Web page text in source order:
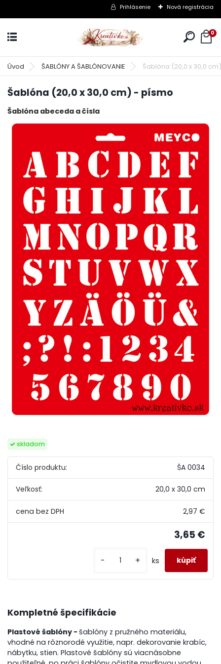
Prihlásenie Nová registrácia
0
Úvod ŠABLÓNY A ŠABLÓNOVANIE Šablóna (20,0 x 30,0
Šablóna (20,0 x 30,0 cm) - písmo
Šablóna abeceda a čísla
skladom
Číslo produktu: ŠA 0034
Veľkosť: 20,0 x 30,0 cm
2,97 €
3,65 €
- + ks
Kompletné špecifikácie
Plastové šablóny -šablóny z pružného materiálu,
vhodné na rôznorodé využitie, napr. dekorovanie krabíc,
nábytku, stien. Plastové šablóny sú viacnásobne